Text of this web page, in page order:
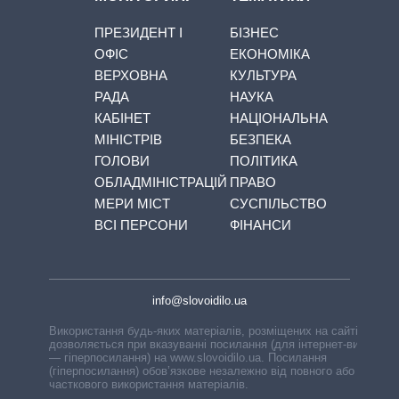
ПРЕЗИДЕНТ І
ОФІС
ВЕРХОВНА
РАДА
КАБІНЕТ
МІНІСТРІВ
ГОЛОВИ
ОБЛАДМІНІСТРАЦІЙ
МЕРИ МІСТ
ВСІ ПЕРСОНИ
БІЗНЕС
ЕКОНОМІКА
КУЛЬТУРА
НАУКА
НАЦІОНАЛЬНА
БЕЗПЕКА
ПОЛІТИКА
ПРАВО
СУСПІЛЬСТВО
ФІНАНСИ
info@slovoidilo.ua
Використання будь-яких матеріалів, розміщених на сайті,
дозволяється при вказуванні посилання (для інтернет-видань
— гіперпосилання) на www.slovoidilo.ua. Посилання
(гіперпосилання) обов’язкове незалежно від повного або
часткового використання матеріалів.